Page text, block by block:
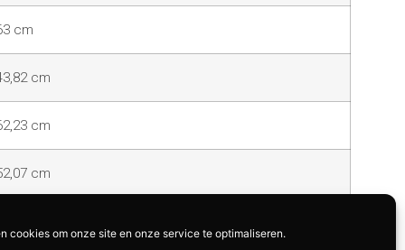
cookies om onze site en onze service te optimaliseren.
cm
cm
cm
cm